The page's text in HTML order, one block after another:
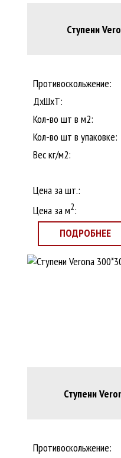
Ступени
Противоскольжение:
ДxШхТ:
Кол-во шт в м2:
Кол-во шт в упаковке:
Вес кг/м2:
Цена за шт.:
Цена за м2:
ПОДРОБНЕЕ
Ступени
Противоскольжение: